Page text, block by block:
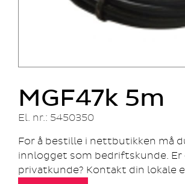
MGF47k 5m
El. nr.: 5450350
For å bestille i nettbutikken må
innlogget som bedriftskunde. Er
privatkunde? Kontakt din lokale